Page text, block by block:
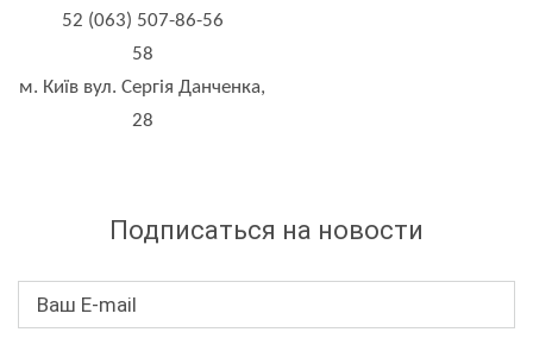
52 (063) 507-86-56
58
м. Київ вул. Сергія Данченка,
28
Подписаться на новости